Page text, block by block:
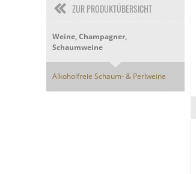
ZUR PRODUKTÜBERSICHT
Weine, Champagner,
Schaumweine
Alkoholfreie Schaum- & Perlweine